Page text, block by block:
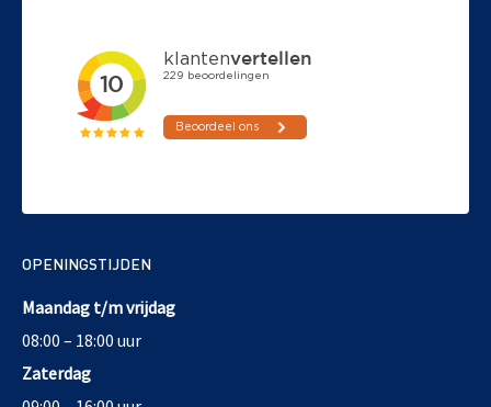
OPENINGSTIJDEN
Maandag t/m vrijdag
08:00 – 18:00 uur
Zaterdag